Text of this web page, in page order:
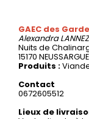
GAEC des
AlexandraLANNEZ
Nuits de
15170
Produits :
Contact
0672605512
Lieux de